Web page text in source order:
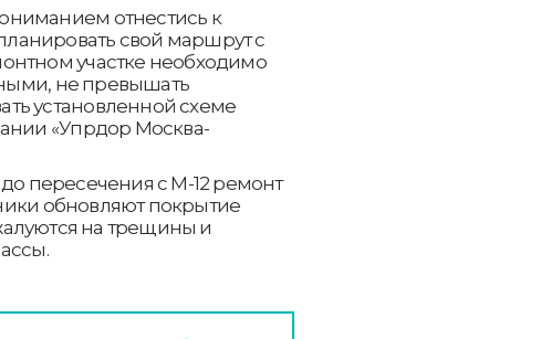
отнестись к
свой маршрут с
участке необходимо
не превышать
установленной схеме
«Упрдор Москва-
пересечения с М-12 ремонт
обновляют покрытие
на трещины и